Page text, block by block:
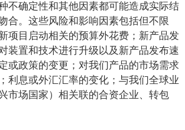
不确定性和其他因素都可能造成实际结
合。这些风险和影响因素包括但不限
项目启动相关的预算外花费；新产品发
装置和技术进行升级以及新产品发布速
或政策的变更；对我们产品的市场需求
利息或外汇汇率的变化；与我们全球业
市场国家）相关联的合资企业、转包